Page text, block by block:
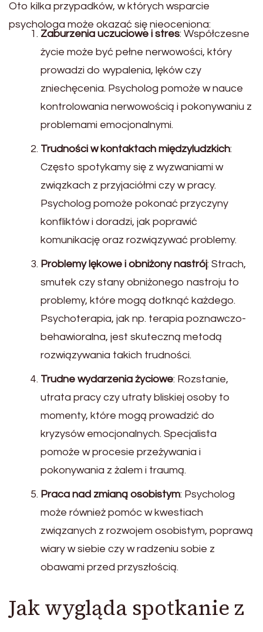
Oto kilka przypadków, w których wsparcie
psychologa może okazać się nieoceniona:
Zaburzenia uczuciowe i stres: Współczesne
życie może być pełne nerwowości, który
prowadzi do wypalenia, lęków czy
zniechęcenia. Psycholog pomoże w nauce
kontrolowania nerwowością i pokonywaniu z
problemami emocjonalnymi.
Trudności w kontaktach międzyludzkich:
Często spotykamy się z wyzwaniami w
związkach z przyjaciółmi czy w pracy.
Psycholog pomoże pokonać przyczyny
konfliktów i doradzi, jak poprawić
komunikację oraz rozwiązywać problemy.
Problemy lękowe i obniżony nastrój: Strach,
smutek czy stany obniżonego nastroju to
problemy, które mogą dotknąć każdego.
Psychoterapia, jak np. terapia poznawczo-
behawioralna, jest skuteczną metodą
rozwiązywania takich trudności.
Trudne wydarzenia życiowe: Rozstanie,
utrata pracy czy utraty bliskiej osoby to
momenty, które mogą prowadzić do
kryzysów emocjonalnych. Specjalista
pomoże w procesie przeżywania i
pokonywania z żalem i traumą.
Praca nad zmianą osobistym: Psycholog
może również pomóc w kwestiach
związanych z rozwojem osobistym, poprawą
wiary w siebie czy w radzeniu sobie z
obawami przed przyszłością.
Jak wygląda spotkanie z